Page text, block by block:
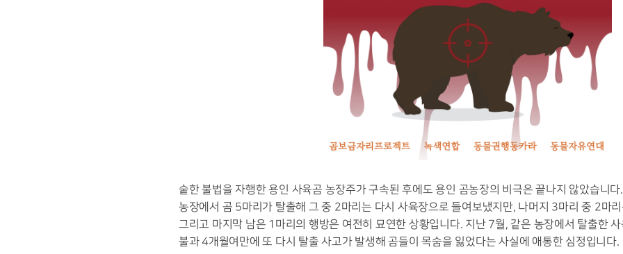
숱한 불법을 자행한 용인 사육곰 농장주가 구속된 후에도 용인 곰농장의 비극은 끝나지 않았습니
농장에서 곰 5마리가 탈출해 그 중 2마리는 다시 사육장으로 들여보냈지만, 나머지 3마리 중 2마
그리고 마지막 남은 1마리의 행방은 여전히 묘연한 상황입니다. 지난 7월, 같은 농장에서 탈출한
불과 4개월여만에 또 다시 탈출 사고가 발생해 곰들이 목숨을 잃었다는 사실에 애통한 심정입니다.